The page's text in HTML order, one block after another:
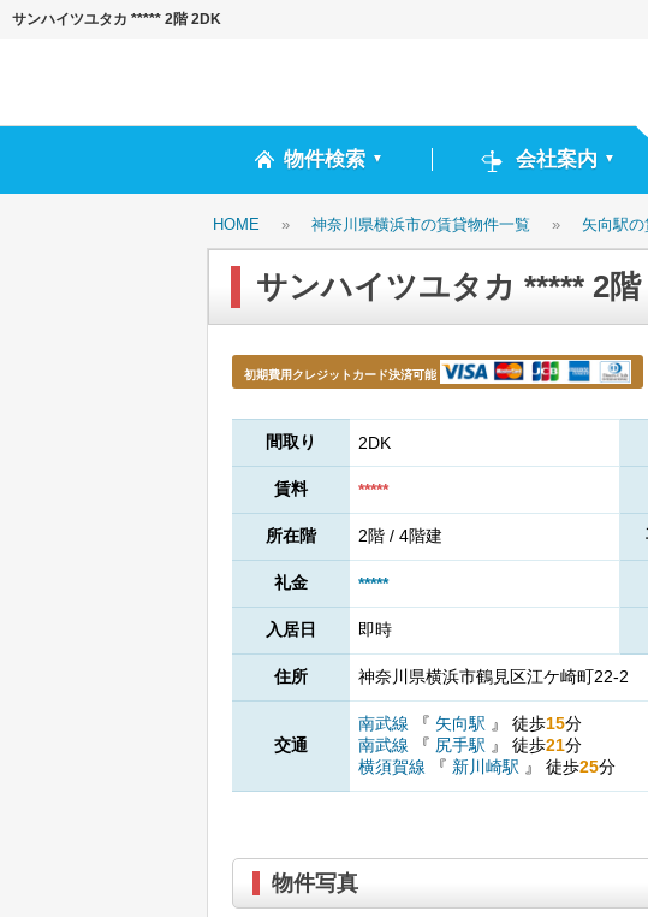
サンハイツユタカ ***** 2階 2DK
物件検索 ▼ 会社案内 ▼
HOME » 神奈川県横浜市の賃貸物件一覧 » 矢向駅
サンハイツユタカ ***** 2
初期費用クレジットカード決済可能
間取り 2DK
賃料 *****
所在階 2階 / 4階建
礼金 *****
入居日 即時
住所 神奈川県横浜市鶴見区江ケ崎町22-2
交通
南武線 『 矢向駅 』 徒歩15分
南武線
『 尻手駅 』 徒歩21分
横須賀線
『 新川崎駅 』 徒歩25分
物件写真